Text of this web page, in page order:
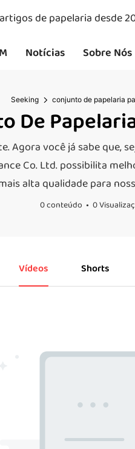
de papelaria desde
Notícias Sobre Nós
Seeking conjunto de papelaria
De
você já sabe que,
Co. Ltd. possibilita
alta qualidade para
0 conteúdo 0
Vídeos Shorts